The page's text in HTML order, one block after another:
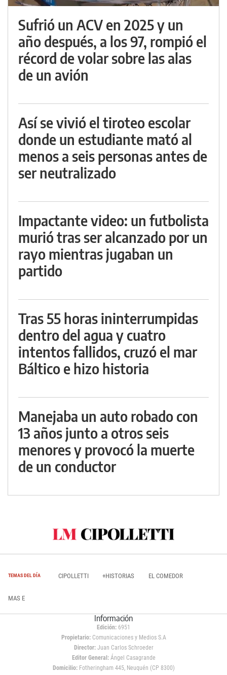
Sufrió un ACV en 2025 y un
año después, a los 97, rompió el
récord de volar sobre las alas
de un avión
Así se vivió el tiroteo escolar
donde un estudiante mató al
menos a seis personas antes de
ser neutralizado
Impactante video: un futbolista
murió tras ser alcanzado por un
rayo mientras jugaban un
partido
Tras 55 horas ininterrumpidas
dentro del agua y cuatro
intentos fallidos, cruzó el mar
Báltico e hizo historia
Manejaba un auto robado con
13 años junto a otros seis
menores y provocó la muerte
de un conductor
TEMAS DEL DÍA CIPOLLETTI +HISTORIAS EL COMEDOR
MAS E
Información
Edición: 6951
Propietario:Comunicaciones y Medios S.A
Director: Juan Carlos Schroeder
Editor General:Ángel Casagrande
Domicilio:Fotheringham 445, Neuquén (CP 8300)